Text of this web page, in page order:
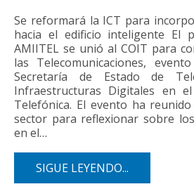
Se reformará la ICT para
hacia el edificio inteligente El
AMIITEL se unió al COIT para
las Telecomunicaciones,
Secretaría de Estado de
Infraestructuras Digitales en el
Telefónica. El evento ha
sector para reflexionar sobre
en el…
SIGUE LEYENDO...